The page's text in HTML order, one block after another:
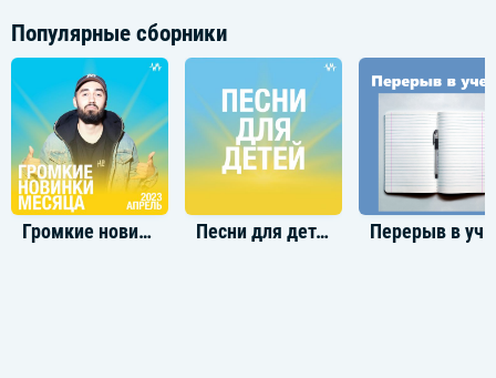
Популярные сборники
Громкие новинки: Апрель 2023 Песни для детей